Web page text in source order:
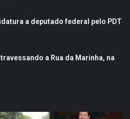
a deputado federal pelo PDT
a Rua da Marinha, na